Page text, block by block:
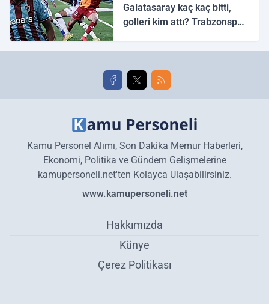
Galatasaray kaç kaç bitti,
golleri kim attı? Trabzonspor
golleri!
Kamu Personel Alımı, Son Dakika Memur Haberleri,
Ekonomi, Politika ve Gündem Gelişmelerine
kamupersoneli.net'ten Kolayca Ulaşabilirsiniz.
www.kamupersoneli.net
Hakkımızda
Künye
Çerez Politikası